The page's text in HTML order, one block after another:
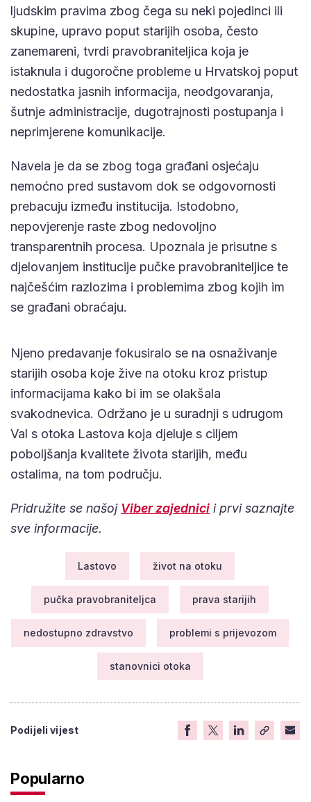
ljudskim pravima zbog čega su neki pojedinci ili
skupine, upravo poput starijih osoba, često
zanemareni, tvrdi pravobraniteljica koja je
istaknula i dugoročne probleme u Hrvatskoj poput
nedostatka jasnih informacija, neodgovaranja,
šutnje administracije, dugotrajnosti postupanja i
neprimjerene komunikacije.
Navela je da se zbog toga građani osjećaju
nemoćno pred sustavom dok se odgovornosti
prebacuju između institucija. Istodobno,
nepovjerenje raste zbog nedovoljno
transparentnih procesa. Upoznala je prisutne s
djelovanjem institucije pučke pravobraniteljice te
najčešćim razlozima i problemima zbog kojih im
se građani obraćaju.
Njeno predavanje fokusiralo se na osnaživanje
starijih osoba koje žive na otoku kroz pristup
informacijama kako bi im se olakšala
svakodnevica. Održano je u suradnji s udrugom
Val s otoka Lastova koja djeluje s ciljem
poboljšanja kvalitete života starijih, među
ostalima, na tom području.
Pridružite se našoj Viber zajednici i prvi saznajte
sve informacije.
Lastovo život na otoku
pučka pravobraniteljca prava starijih
nedostupno zdravstvo problemi s prijevozom
stanovnici otoka
Podijeli vijest
Popularno